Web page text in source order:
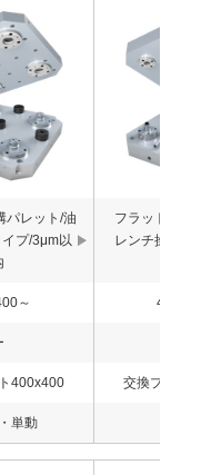
パレット/油
プ/3μm以
フラットパレ
レンチ操作タ
～
400x400 交換プレー
単動